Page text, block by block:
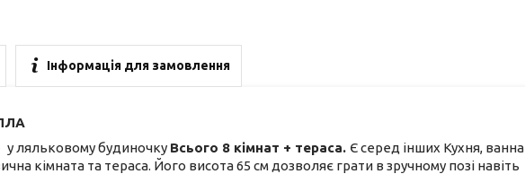
Інформація для замовлення
у ляльковому будиночку Всього 8 кімнат + тераса. Є серед інших Кухня, ванна
кімната та тераса. Його висота 65 см дозволяє грати в зручному позі навіть